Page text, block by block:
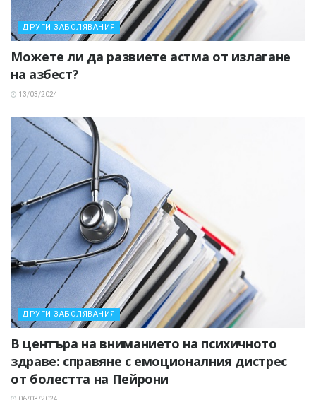
ДРУГИ ЗАБОЛЯВАНИЯ
Можете ли да развиете астма от излагане
на азбест?
13/03/2024
ДРУГИ ЗАБОЛЯВАНИЯ
В центъра на вниманието на психичното
здраве: справяне с емоционалния дистрес
от болестта на Пейрони